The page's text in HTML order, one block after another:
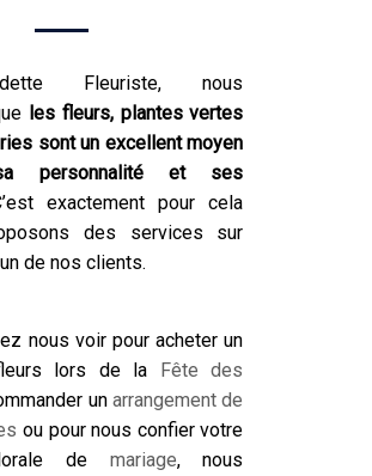
Fleuriste, nous
les fleurs, plantes vertes
sont un excellent moyen
sa personnalité et ses
exactement pour cela
des services sur
de nos clients.
nous voir pour acheter un
lors de la Fête des
unarrangement de
ou pour nous confier votre
de mariage, nous